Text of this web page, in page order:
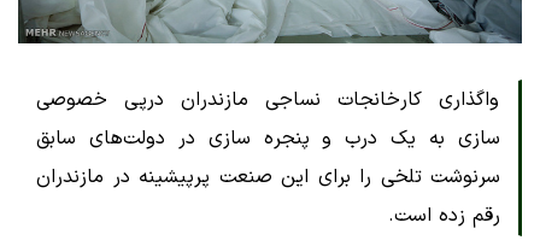
واگذاری کارخانجات نساجی مازندران درپی خصوصی
سازی به یک درب و پنجره سازی در دولت‌های سابق
سرنوشت تلخی را برای این صنعت پرپیشینه در مازندران
رقم زده است.